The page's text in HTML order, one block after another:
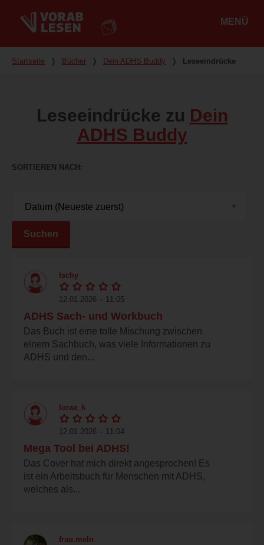
MENÜ
Du bist hier
Startseite ❭ Bücher ❭ Dein ADHS Buddy ❭ Leseeindrücke
Leseeindrücke zu Dein
ADHS Buddy
SORTIEREN NACH
Suchen
tschy
12.01.2026 – 11:05
ADHS Sach- und Workbuch
Das Buch ist eine tolle Mischung zwischen
einem Sachbuch, was viele Informationen zu
ADHS und den...
loraa_k
12.01.2026 – 11:04
Mega Tool bei ADHS!
Das Cover hat mich direkt angesprochen! Es
ist ein Arbeitsbuch für Menschen mit ADHS,
welches als...
frau.meln